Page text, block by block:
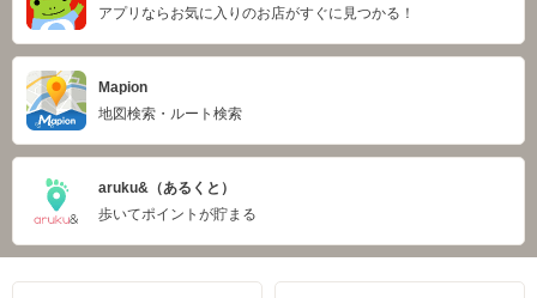
アプリならお気に入りのお店がすぐに見つかる！
Mapion
地図検索・ルート検索
aruku&（あるくと）
歩いてポイントが貯まる